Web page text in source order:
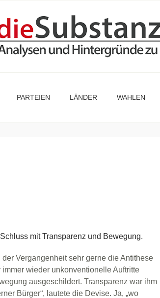
PARTEIEN LÄNDER WAHLEN
mit Transparenz und Bewegung.
Vergangenheit sehr gerne die Antithese
wieder unkonventionelle Auftritte
ausgeschildert. Transparenz war ihm
Bürger“, lautete die Devise. Ja, „wo